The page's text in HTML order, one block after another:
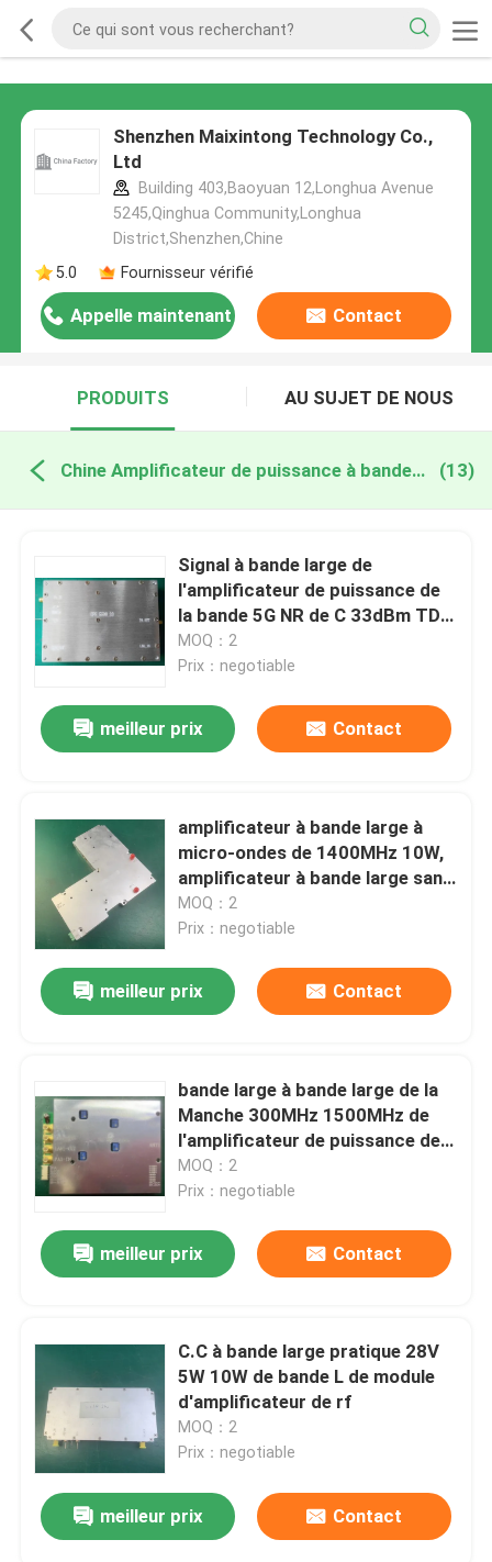
Shenzhen Maixintong Technology Co.,
Ltd
Building 403,Baoyuan 12,Longhua Avenue
5245,Qinghua Community,Longhua
District,Shenzhen,Chine
5.0
Fournisseur vérifié
Appelle maintenant Contact
PRODUITS AU SUJET DE NOUS
Chine Amplificateur de puissance à bande large (13)
Signal à bande large de
l'amplificateur de puissance de
la bande 5G NR de C 33dBm TD-
LTE COFDM
MOQ：2
Prix：negotiable
meilleur prix Contact
amplificateur à bande large à
micro-ondes de 1400MHz 10W,
amplificateur à bande large sans
fil de réseau
MOQ：2
Prix：negotiable
meilleur prix Contact
bande large à bande large de la
Manche 300MHz 1500MHz de
l'amplificateur de puissance de
2W TD LTE 4G 2 ultra
MOQ：2
Prix：negotiable
meilleur prix Contact
C.C à bande large pratique 28V
5W 10W de bande L de module
d'amplificateur de rf
MOQ：2
Prix：negotiable
meilleur prix Contact